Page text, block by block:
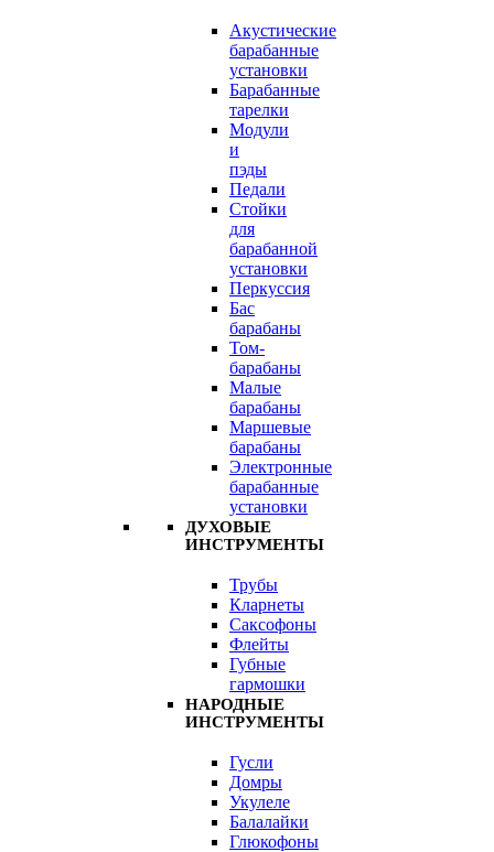
Акустические
барабанные
установки
Барабанные
тарелки
Модули
и
пэды
Педали
Стойки
для
барабанной
установки
Перкуссия
Бас
барабаны
Том-
барабаны
Малые
барабаны
Маршевые
барабаны
Электронные
барабанные
установки
ДУХОВЫЕ
ИНСТРУМЕНТЫ
Трубы
Кларнеты
Саксофоны
Флейты
Губные
гармошки
НАРОДНЫЕ
ИНСТРУМЕНТЫ
Гусли
Домры
Укулеле
Балалайки
Глюкофоны